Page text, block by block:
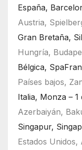
España,
Austria,
Gran Bretaña,
Hungría,
Bélgica,
Países bajos,
Italia, Monza – 1
Azerbaiyán,
Singapur,
Estados